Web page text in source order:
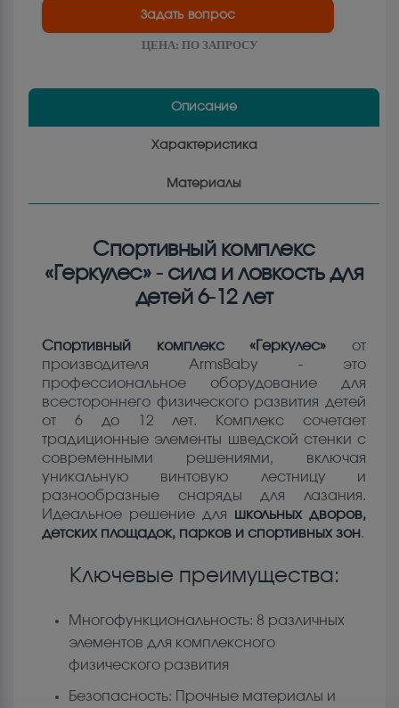
Задать вопрос
ЦЕНА: ПО ЗАПРОСУ
Описание
Характеристика
Материалы
Спортивный комплекс
«Геркулес» - сила и ловкость для
детей 6-12 лет
Спортивный комплекс «Геркулес» от
производителя ArmsBaby - это
профессиональное оборудование для
всестороннего физического развития детей
от 6 до 12 лет. Комплекс сочетает
традиционные элементы шведской стенки с
современными решениями, включая
уникальную винтовую лестницу и
разнообразные снаряды для лазания.
Идеальное решение для школьных дворов,
детских площадок, парков и спортивных зон.
Ключевые преимущества:
Многофункциональность: 8 различных
элементов для комплексного
физического развития
Безопасность: Прочные материалы и